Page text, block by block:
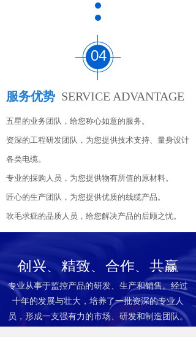
04
服务优势 SERVICE ADVANTAGE
五星的业务团队，给您称心如意的服务。
资深的工程研发团队，为您提供技术支持、量身设计
各类电缆。
专业的採购人员，为您提供物有所值的原材料。
匠心的生产团队，为您提供优质的线缆产品。
吹毛求疵的品质人员，给您解决产品的后顾之忧。
专业从事于监控产品的研发、生产和销售。经过
十年的发展与壮大，培养了一批资深的专业人
员，形成一支强有力的市场、研发和制造团队。
创兴、精致、合作、共赢